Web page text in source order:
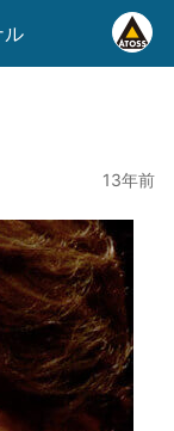
ル
13年前